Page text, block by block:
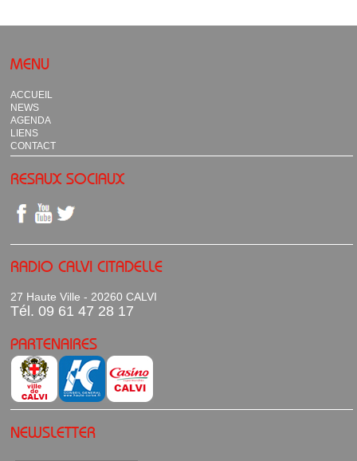
MENU
ACCUEIL
NEWS
AGENDA
LIENS
CONTACT
RESAUX SOCIAUX
RADIO CALVI CITADELLE
27 Haute Ville - 20260 CALVI
Tél. 09 61 47 28 17
PARTENAIRES
NEWSLETTER